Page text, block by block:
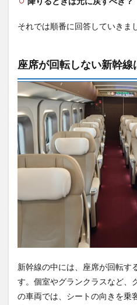
それでは順番に回答していきま
座席が回転しない新幹線
新幹線の中には、座席が回転す
す。個室やグランクラスなど、
の車両では、シートの向きを乗